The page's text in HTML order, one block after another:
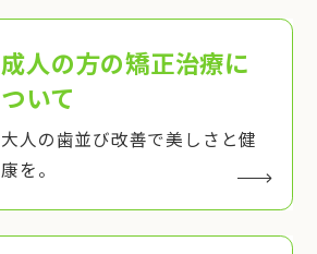
成人の方の矯正治療に
ついて
大人の歯並び改善で美しさと健
康を。